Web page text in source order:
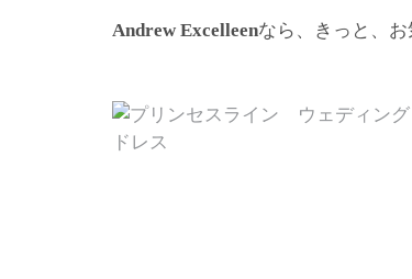
Andrew Excelleenなら、きっと、お